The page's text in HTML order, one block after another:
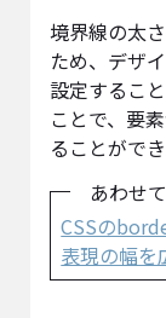
境界線の太
ため、デザ
設定するこ
ことで、要
ることがで
あわせ
CSSの
表現の幅を